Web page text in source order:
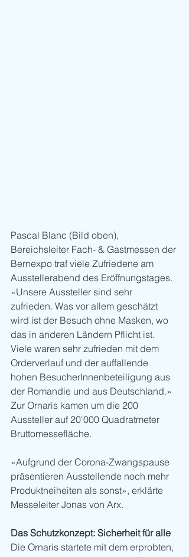
Pascal Blanc (Bild oben),
Bereichsleiter Fach- & Gastmessen der
Bernexpo traf viele Zufriedene am
Ausstellerabend des Eröffnungstages.
«Unsere Aussteller sind sehr
zufrieden. Was vor allem geschätzt
wird ist der Besuch ohne Masken, wo
das in anderen Ländern Pflicht ist.
Viele waren sehr zufrieden mit dem
Orderverlauf und der auffallende
hohen BesucherInnenbeteiligung aus
der Romandie und aus Deutschland.»
Zur Ornaris kamen um die 200
Aussteller auf 20‘000 Quadratmeter
Bruttomessefläche.
«Aufgrund der Corona-Zwangspause
präsentieren Ausstellende noch mehr
Produktneiheiten als sonst», erklärte
Messeleiter Jonas von Arx.
Das Schutzkonzept: Sicherheit für alle
Die Ornaris startete mit dem erprobten,